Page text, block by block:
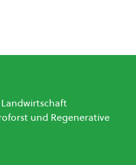
und Regenerative